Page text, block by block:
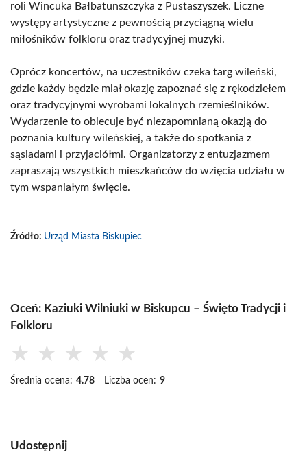
roli Wincuka Bałbatunszczyka z Pustaszyszek. Liczne
występy artystyczne z pewnością przyciągną wielu
miłośników folkloru oraz tradycyjnej muzyki.
Oprócz koncertów, na uczestników czeka targ wileński,
gdzie każdy będzie miał okazję zapoznać się z rękodziełem
oraz tradycyjnymi wyrobami lokalnych rzemieślników.
Wydarzenie to obiecuje być niezapomnianą okazją do
poznania kultury wileńskiej, a także do spotkania z
sąsiadami i przyjaciółmi. Organizatorzy z entuzjazmem
zapraszają wszystkich mieszkańców do wzięcia udziału w
tym wspaniałym święcie.
Źródło: Urząd Miasta Biskupiec
Oceń: Kaziuki Wilniuki w Biskupcu – Święto Tradycji i
Folkloru
★ ★ ★ ★ ★
Średnia ocena: 4.78 Liczba ocen: 9
Udostępnij